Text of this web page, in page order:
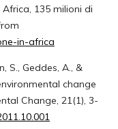
135 milioni di
in-africa
S., Geddes, A., &
change
Change, 21(1), 3-